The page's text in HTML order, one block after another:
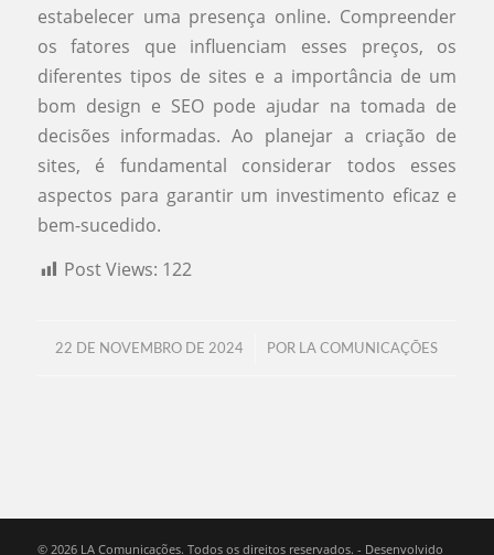
estabelecer uma presença online. Compreender
os fatores que influenciam esses preços, os
diferentes tipos de sites e a importância de um
bom design e SEO pode ajudar na tomada de
decisões informadas. Ao planejar a criação de
sites, é fundamental considerar todos esses
aspectos para garantir um investimento eficaz e
bem-sucedido.
Post Views: 122
22 DE NOVEMBRO DE 2024
/ POR LA COMUNICAÇÕES
© 2026 LA Comunicações. Todos os direitos reservados. - Desenvolvido